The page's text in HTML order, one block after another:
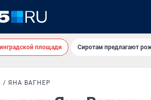
площади Сиротам предлагают
ЯНА ВАГНЕР